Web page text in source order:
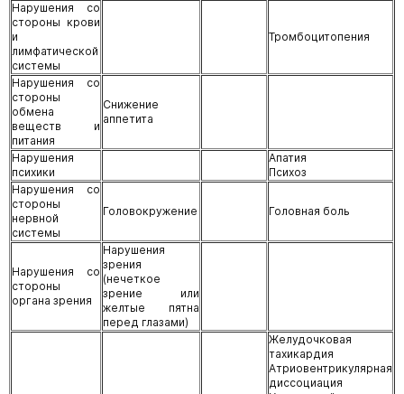
Нарушения со
стороны крови
и
лимфатической
системы
Тромбоцитопения
Нарушения со
стороны
обмена
веществ и
питания
Снижение
аппетита
Нарушения
психики
Апатия
Психоз
Нарушения со
стороны
нервной
системы
Головокружение Головная боль
Нарушения со
стороны
органа зрения
Нарушения
зрения
(нечеткое
зрение или
желтые пятна
перед глазами)
Желудочковая
тахикардия
Атриовентрикулярная
диссоциация